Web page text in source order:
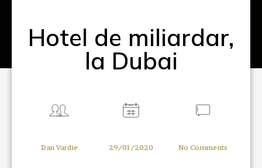
Hotel de miliardar,
la Dubai
Dan Vardie 29/01/2020 No Comments